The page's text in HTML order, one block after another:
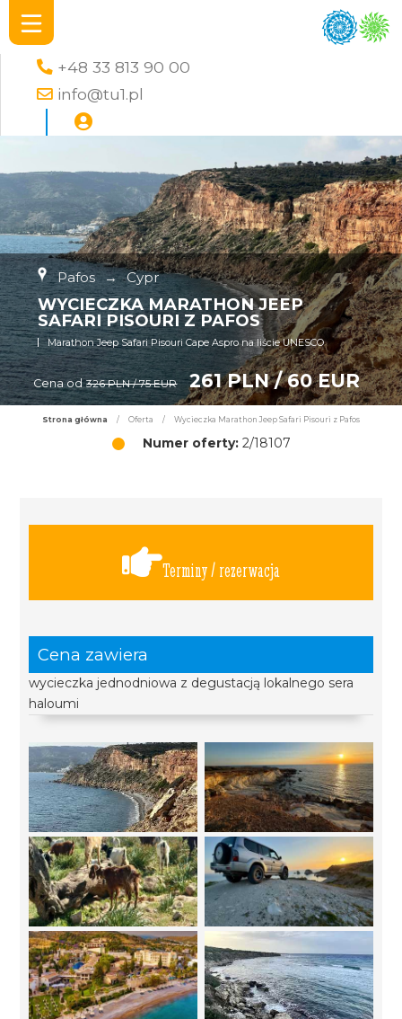
+48 33 813 90 00
info@tu1.pl
Pafos → Cypr
WYCIECZKA MARATHON JEEP
SAFARI PISOURI Z PAFOS
Marathon Jeep Safari Pisouri Cape Aspro na liście UNESCO
Cena od 326 PLN / 75 EUR 261 PLN / 60 EUR
Strona główna / Oferta / Wycieczka Marathon Jeep Safari Pisouri z Pafos
Numer oferty:2/18107
Terminy / rezerwacja
Cena zawiera
wycieczka jednodniowa z degustacją lokalnego sera
haloumi